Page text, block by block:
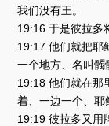
我们没有王。
19:16 于是彼拉多
19:17 他们就把耶
一个地方、名叫髑
19:18 他们就在那
着、一边一个、耶
19:19 彼拉多又用